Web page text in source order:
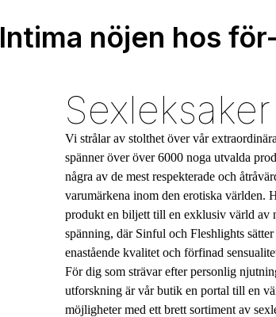
Intima nöjen hos
Sexleksaker
Vi strålar av stolthet över vår
spänner över över 6000 noga utvalda
några av de mest respekterade och
varumärkena inom den erotiska världen.
produkt en biljett till en exklusiv värld av
spänning, där Sinful och Fleshlights
enastående kvalitet och förfinad
För dig som strävar efter personlig
utforskning är vår butik en portal till en
möjligheter med ett brett sortiment av